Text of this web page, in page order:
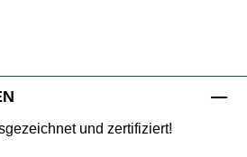
und zertifiziert!